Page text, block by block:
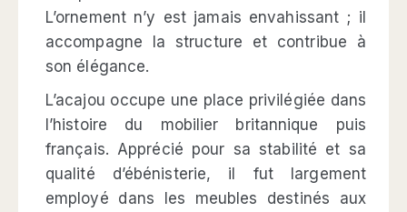
L’ornement n’y est jamais envahissant ; il
accompagne la structure et contribue à
son élégance.
L’acajou occupe une place privilégiée dans
l’histoire du mobilier britannique puis
français. Apprécié pour sa stabilité et sa
qualité d’ébénisterie, il fut largement
employé dans les meubles destinés aux